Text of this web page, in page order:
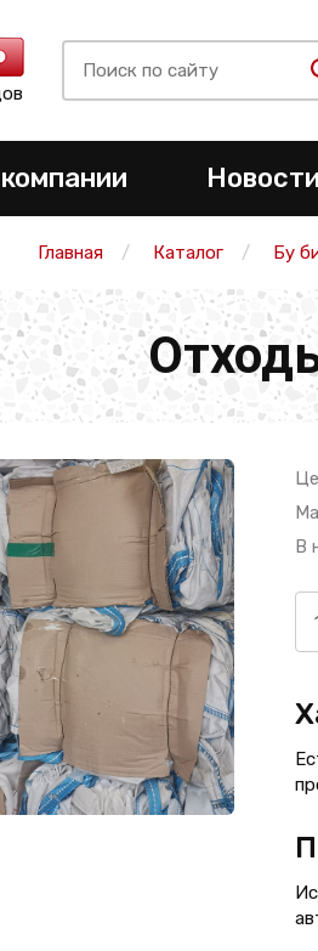
Главная Каталог Бу
В